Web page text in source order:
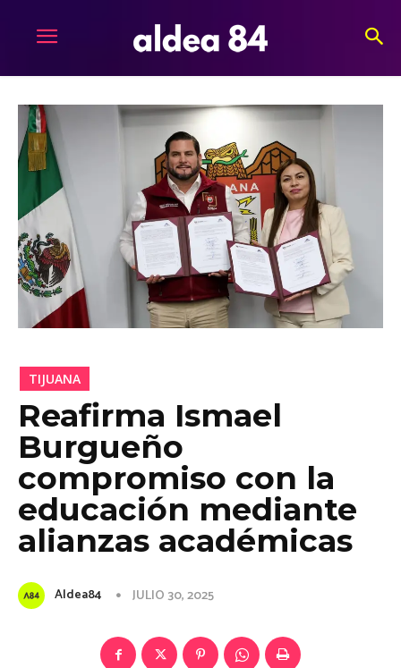
TIJUANA
Reafirma Ismael
Burgueño
compromiso con la
educación mediante
alianzas académicas
Aldea84 JULIO 30, 2025